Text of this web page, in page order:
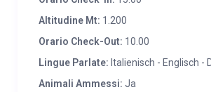
Sehenswürdigkeiten und
Ausflüge zu Fuß oder mit dem
Hütte ist mit einer finnischen Sauna
die in einem Holz- und Steinhaus
Altitudine Mt: 1.200
Orario Check-Out: 10.00
Lingue Parlate: Italienisch - Englisch -
Animali Ammessi: Ja